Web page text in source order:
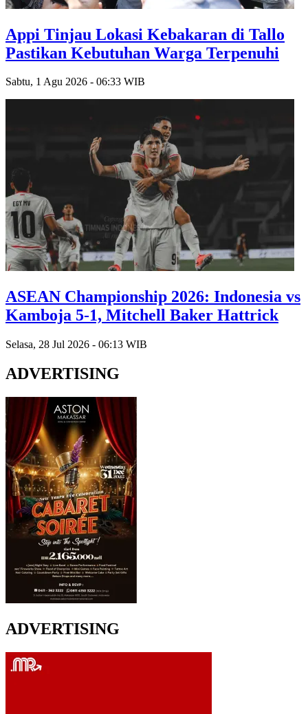
Appi Tinjau Lokasi Kebakaran di Tallo
Pastikan Kebutuhan Warga Terpenuhi
Sabtu, 1 Agu 2026 - 06:33 WIB
ASEAN Championship 2026: Indonesia vs
Kamboja 5-1, Mitchell Baker Hattrick
Selasa, 28 Jul 2026 - 06:13 WIB
ADVERTISING
ADVERTISING